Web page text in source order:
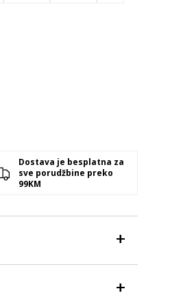
Dostava je besplatna za
sve porudžbine preko
99KM